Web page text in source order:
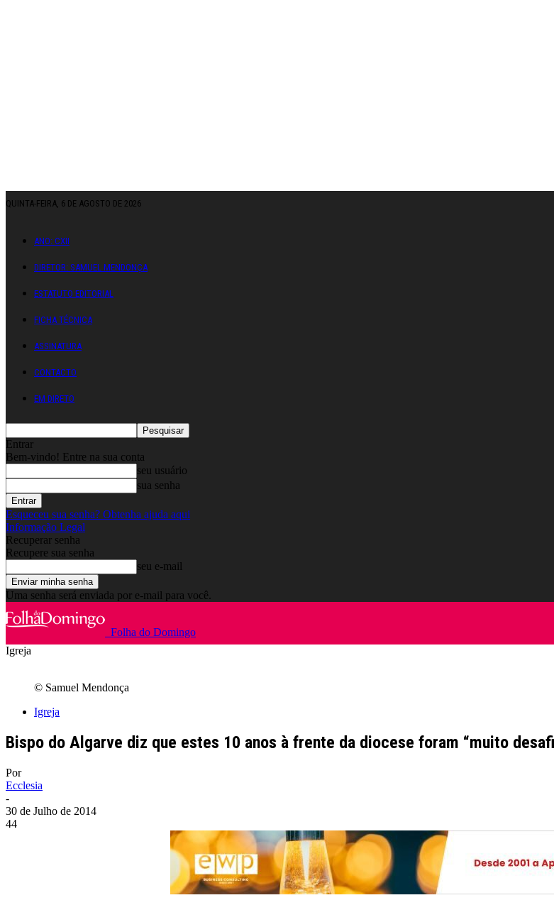
QUINTA-FEIRA, 6 DE AGOSTO DE 2026
ANO: CXII
DIRETOR: SAMUEL MENDONÇA
ESTATUTO EDITORIAL
FICHA TÉCNICA
ASSINATURA
CONTACTO
EM DIRETO
Entrar
Bem-vindo! Entre na sua conta
seu usuário
sua senha
Esqueceu sua senha? Obtenha ajuda aqui
Informação Legal
Recuperar senha
Recupere sua senha
seu e-mail
Uma senha será enviada por e-mail para você.
Folha do Domingo
Igreja
© Samuel Mendonça
Igreja
Bispo do Algarve diz que estes 10 anos à frente da diocese foram “muito
Por
Ecclesia
-
30 de Julho de 2014
44